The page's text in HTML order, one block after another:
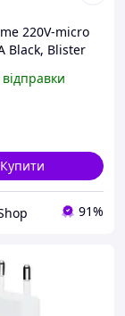
220V-micro
Black, Blister
Купити
91%